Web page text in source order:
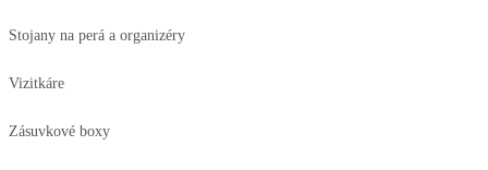
Stojany na perá a organizéry
Vizitkáre
Zásuvkové boxy